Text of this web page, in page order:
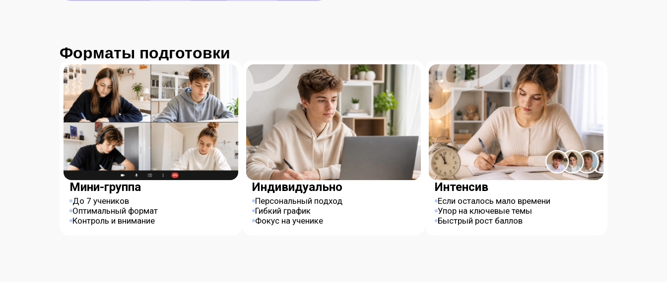
Форматы подготовки
Мини-группа
До 7 учеников
Оптимальный формат
Контроль и внимание
Индивидуально
Персональный подход
Гибкий график
Фокус на ученике
Интенсив
Если осталось мало времени
Упор на ключевые темы
Быстрый рост баллов